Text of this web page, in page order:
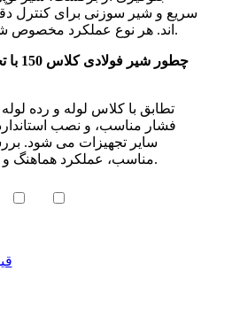
سریع و شیر سوزنی برای کنترل
اند. هر نوع عملکرد مخصوص شرایط کاری خاص است.
چطور
تطابق با کلاس لوله و رده
فشار مناسب، و نصب
سایر تجهیزات می‌ شود.
مناسب، عملکرد هماهنگ و پایدار را تضمین می‌ کند.